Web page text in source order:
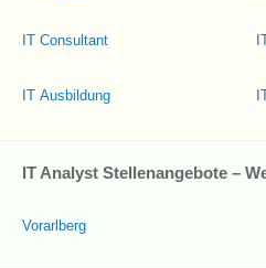
IT Consultant
IT Ausbildung
IT Analyst Stellenangebote –
Vorarlberg